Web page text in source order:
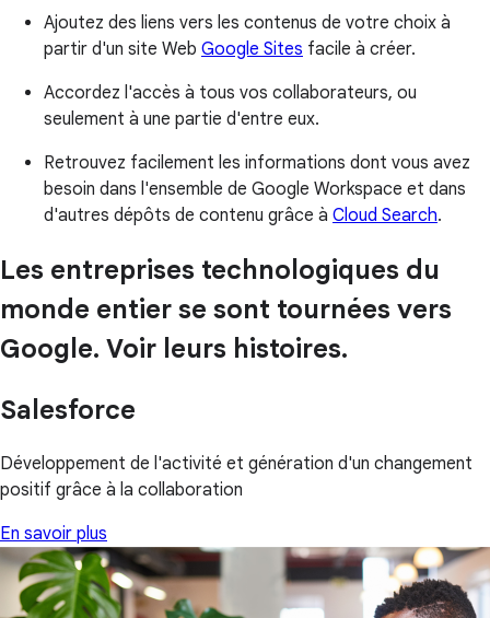
Ajoutez des liens vers les contenus de votre choix à
partir d'un site Web Google Sites facile à créer.
Accordez l'accès à tous vos collaborateurs, ou
seulement à une partie d'entre eux.
Retrouvez facilement les informations dont vous avez
besoin dans l'ensemble de Google Workspace et dans
d'autres dépôts de contenu grâce à Cloud Search.
Les entreprises technologiques du
monde entier se sont tournées vers
Google. Voir leurs histoires.
Salesforce
Développement de l'activité et génération d'un changement
positif grâce à la collaboration
En savoir plus